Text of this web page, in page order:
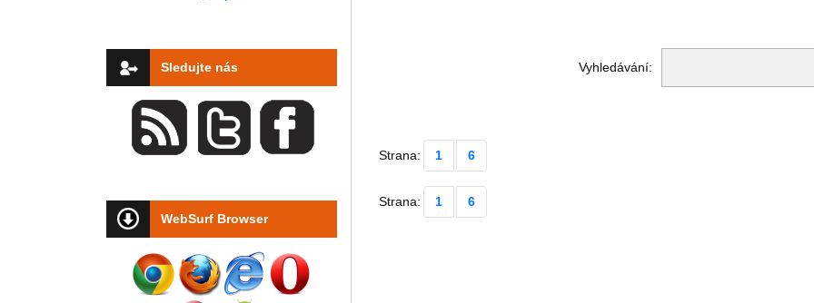
Sledujte nás
WebSurf Browser
Vyhledávání:
Strana: 1 6
Strana: 1 6